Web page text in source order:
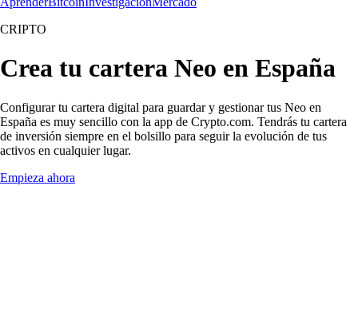
CRIPTO
Crea tu cartera Neo en España
Configurar tu cartera digital para guardar y gestionar tus Neo en
España es muy sencillo con la app de Crypto.com. Tendrás tu cartera
de inversión siempre en el bolsillo para seguir la evolución de tus
activos en cualquier lugar.
Empieza ahora